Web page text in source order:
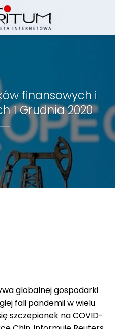
finansowych i
1 Grudnia 2020
globalnej gospodarki
fali pandemii w wielu
szczepionek na COVID-